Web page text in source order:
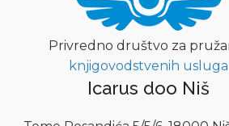
Privredno društvo za
knjigovodstvenih usluga
Icarus doo Niš